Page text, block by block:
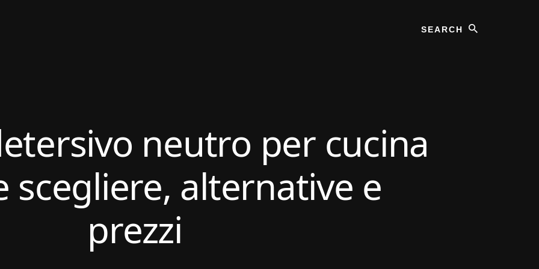
neutro per cucina
scegliere, alternative e
prezzi